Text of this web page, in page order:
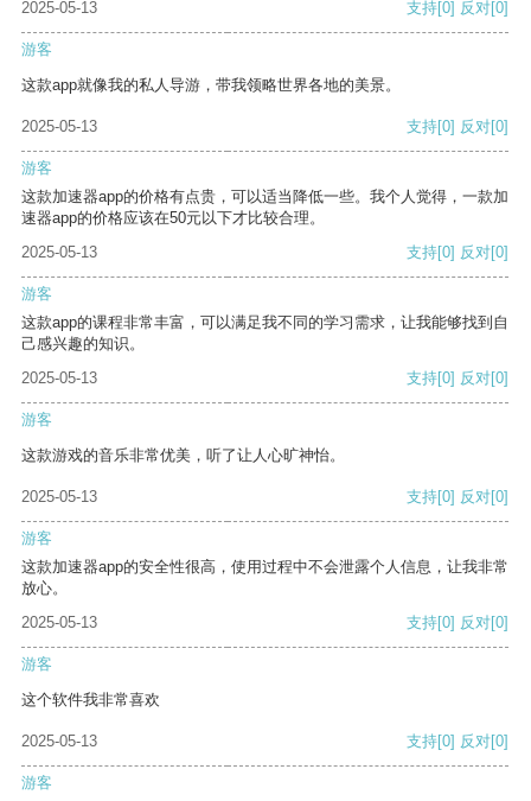
2025-05-13 支持[0] 反对[0]
游客
这款app就像我的私人导游，带我领略世界各地的美景。
2025-05-13 支持[0] 反对[0]
游客
这款加速器app的价格有点贵，可以适当降低一些。我个人觉得，一款加
速器app的价格应该在50元以下才比较合理。
2025-05-13
支持[0] 反对[0]
游客
这款app的课程非常丰富，可以满足我不同的学习需求，让我能够找到自
己感兴趣的知识。
2025-05-13
支持[0] 反对[0]
游客
这款游戏的音乐非常优美，听了让人心旷神怡。
2025-05-13 支持[0] 反对[0]
游客
这款加速器app的安全性很高，使用过程中不会泄露个人信息，让我非常
放心。
2025-05-13
支持[0] 反对[0]
游客
这个软件我非常喜欢
2025-05-13 支持[0] 反对[0]
游客